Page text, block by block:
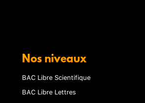
Nos niveaux
BAC Libre Scientifique
BAC Libre Lettres